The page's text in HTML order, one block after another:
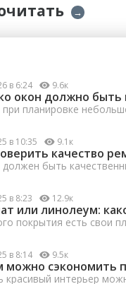
→
в 6:24 9.6к
окон должно быть
планировке
в 10:35 9.1к
качество
быть
в 8:23 12.9к
или линолеум:
покрытия есть свои
в 8:14 9.5к
можно сэкономить
красивый интерьер